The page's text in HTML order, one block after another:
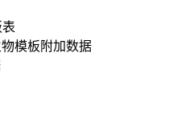
模板附加数据